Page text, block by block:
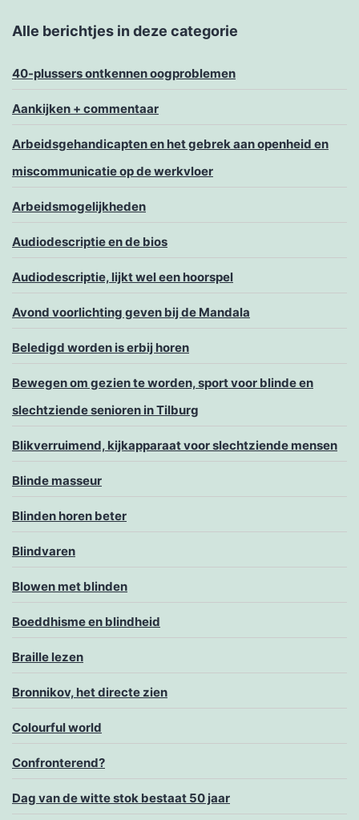
Alle berichtjes in deze categorie
40-plussers ontkennen oogproblemen
Aankijken + commentaar
Arbeidsgehandicapten en het gebrek aan openheid en
miscommunicatie op de werkvloer
Arbeidsmogelijkheden
Audiodescriptie en de bios
Audiodescriptie, lijkt wel een hoorspel
Avond voorlichting geven bij de Mandala
Beledigd worden is erbij horen
Bewegen om gezien te worden, sport voor blinde en
slechtziende senioren in Tilburg
Blikverruimend, kijkapparaat voor slechtziende mensen
Blinde masseur
Blinden horen beter
Blindvaren
Blowen met blinden
Boeddhisme en blindheid
Braille lezen
Bronnikov, het directe zien
Colourful world
Confronterend?
Dag van de witte stok bestaat 50 jaar